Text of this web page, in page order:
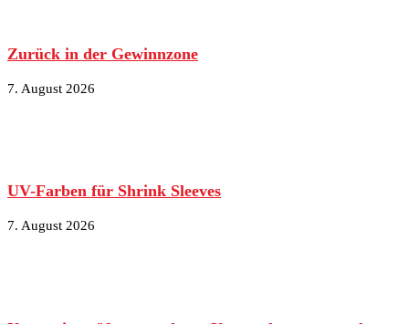
Zurück in der Gewinnzone
7. August 2026
UV-Farben für Shrink Sleeves
7. August 2026